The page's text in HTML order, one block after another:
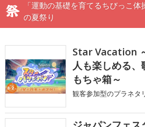
「運動の基礎を育てるちびっこ体
の夏祭り
Star Vacation
人も楽しめる
もちゃ箱～
観客参加型のプラネタ